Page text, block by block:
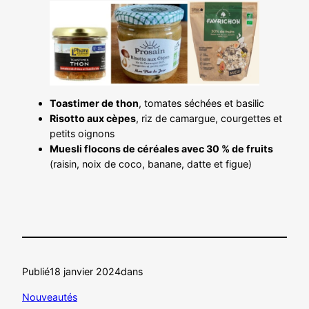
Toastimer de thon, tomates séchées et basilic
Risotto aux cèpes, riz de camargue, courgettes et
petits oignons
Muesli flocons de céréales avec 30 % de fruits
(raisin, noix de coco, banane, datte et figue)
Publié18 janvier 2024dans
Nouveautés